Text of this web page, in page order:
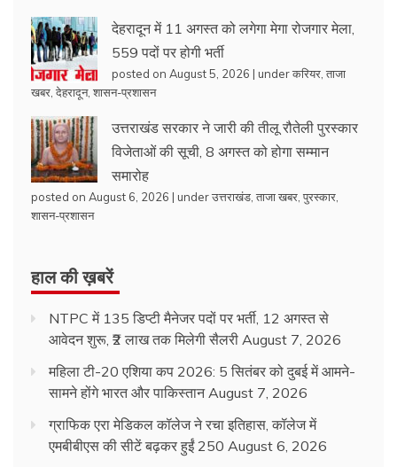
देहरादून में 11 अगस्त को लगेगा मेगा रोजगार मेला,
559 पदों पर होगी भर्ती
posted on August 5, 2026 | underकरियर ताजा
खबर देहरादून, शासन-प्रशासन
उत्तराखंड सरकार ने जारी की तीलू रौतेली पुरस्कार
विजेताओं की सूची, 8 अगस्त को होगा सम्मान
समारोह
posted on August 6, 2026 | underउत्तराखंड ताजा खबर पुरस्कार
शासन-प्रशासन
हाल की ख़बरें
NTPC में 135 डिप्टी मैनेजर पदों पर भर्ती, 12 अगस्त से
आवेदन शुरू, ₹2 लाख तक मिलेगी सैलरी August 7, 2026
महिला टी-20 एशिया कप 2026: 5 सितंबर को दुबई में आमने-
सामने होंगे भारत और पाकिस्तान August 7, 2026
ग्राफिक एरा मेडिकल कॉलेज ने रचा इतिहास, कॉलेज में
एमबीबीएस की सीटें बढ़कर हुईं 250 August 6, 2026